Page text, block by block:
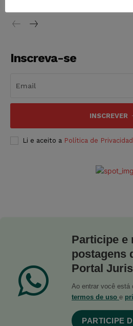
Inscreva-se
INSCREVER
Li e aceito a Política de
Participe e
postagens
Portal
Ao entrar você está
termos de uso e
PARTICIPE